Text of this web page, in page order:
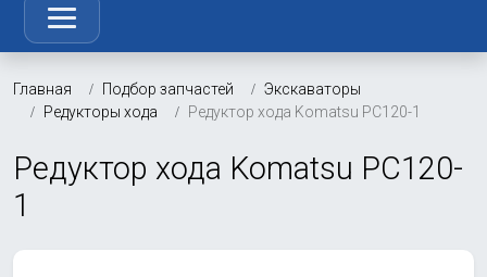
Главная Подбор запчастей
Экскаваторы
Редукторы хода
Редуктор хода Komatsu PC120-1
Редуктор хода Komatsu PC120-
1